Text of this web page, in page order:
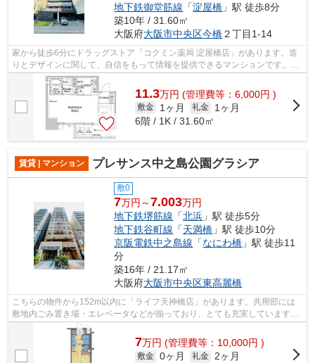
地下鉄御堂筋線 「淀屋橋 」駅 徒歩8分
築10年 / 31.60㎡
大阪府大阪市中央区今橋２丁目1-14
家から徒歩6分にドラッグストア「コクミン薬局 淀屋橋店」があります。造
りとデザインに関して、自信をもって情報を提供できるマンションです。周
辺には、徒歩2分で利用できる駅があり...
11.3万円 (管理費等：6,000円 )
敷金 1ヶ月 礼金
1ヶ月
6階 / 1K / 31.60㎡
賃貸 | マンション プレサンス中之島公園グラシア
敷0
7万円～7.003万円
地下鉄堺筋線 「北浜 」駅 徒歩5分
地下鉄谷町線 「天満橋 」駅 徒歩10分
京阪電鉄中之島線 「なにわ橋 」駅 徒歩11
分
築16年 / 21.17㎡
大阪府大阪市中央区東高麗橋
こちらの物件から152m以内に「ライフ天神橋店」があります。共用部には
敷地内ごみ置き場・エレベータなどが揃っており、とても充実しています。
こちらのマンションには機械式駐車場が...
7万円 (管理費等：10,000円 )
敷金 0ヶ月 礼金 2ヶ月